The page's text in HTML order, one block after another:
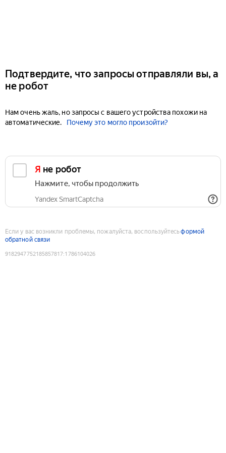
Подтвердите, что запросы отправляли вы, а
не робот
Нам очень жаль, но запросы с вашего устройства похожи на
автоматические.
Почему это могло произойти?
Я не робот
Нажмите, чтобы продолжить
Yandex SmartCaptcha
Если у вас возникли проблемы, пожалуйста, воспользуйтесьформой
обратной связи
9182947752185857817:1786104026